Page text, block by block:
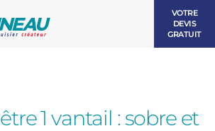
VOTRE
DEVIS
GRATUIT
1 vantail : sobre et